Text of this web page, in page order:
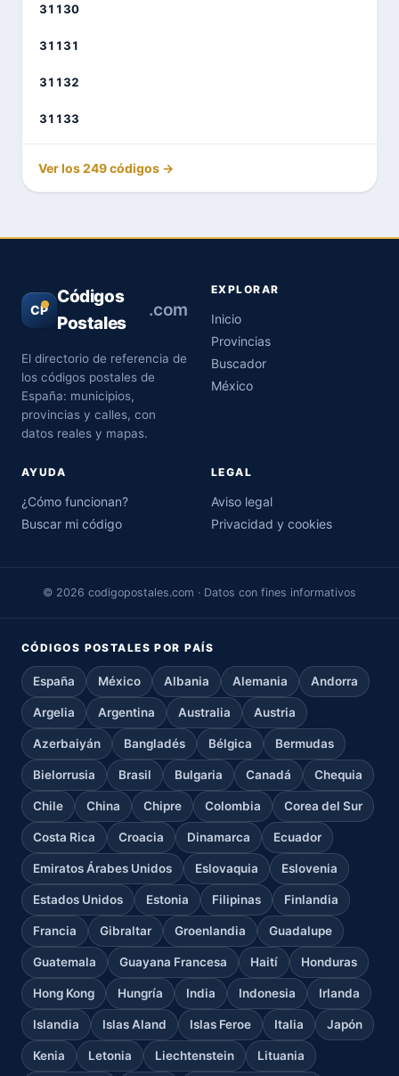
31130
31131
31132
31133
Ver los 249 códigos →
CP
Códigos
Postales
.com
El directorio de referencia de
los códigos postales de
España: municipios,
provincias y calles, con
datos reales y mapas.
EXPLORAR
Inicio
Provincias
Buscador
México
AYUDA
¿Cómo funcionan?
Buscar mi código
LEGAL
Aviso legal
Privacidad y cookies
© 2026 codigopostales.com · Datos con fines informativos
CÓDIGOS POSTALES POR PAÍS
España México Albania Alemania Andorra
Argelia Argentina Australia Austria
Azerbaiyán Bangladés Bélgica Bermudas
Bielorrusia Brasil Bulgaria Canadá Chequia
Chile China Chipre Colombia Corea del Sur
Costa Rica Croacia Dinamarca Ecuador
Emiratos Árabes Unidos Eslovaquia Eslovenia
Estados Unidos Estonia Filipinas Finlandia
Francia Gibraltar Groenlandia Guadalupe
Guatemala Guayana Francesa Haití Honduras
Hong Kong Hungría India Indonesia Irlanda
Islandia Islas Aland Islas Feroe Italia Japón
Kenia Letonia Liechtenstein Lituania